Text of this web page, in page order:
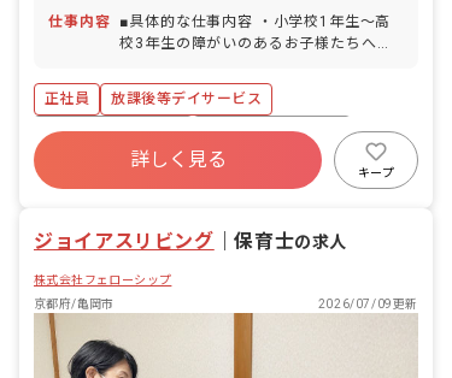
仕事内容
■具体的な仕事内容 ・小学校1年生～高
校3年生の障がいのあるお子様たちへの
などの送迎業務 ・個別支援計画に基づい
た、個別トレーニング・集団トレーニン
グ ・連絡帳記入 ・保護者対応 ■保育理
念 ジョイアスリビングは、素直で優しい
気持ちを持った子どもたちの「こころ」
を育てていきたいと考えています。 子ど
奇心を育て、可能性を広げる環境づく
就労という観点から社会生活に必要な日
常生活における基本的な動作や社会性を
ると共に、安心して過ごせる時間を提供
していきます。
正社員
放課後等デイサービス
ボーナス・賞与あり
年間休日120日以上
社会保険完備
有給
残業少なめ
詳しく見る
キープ
ジョイアスリビング ｜保育士の求人
株式会社フェローシップ
京都府/亀岡市
2026/07/09更新